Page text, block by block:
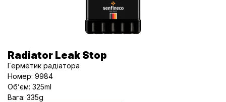
Radiator Leak Stop
Герметик радіатора
Номер: 9984
Об’єм: 325ml
Вага: 335g